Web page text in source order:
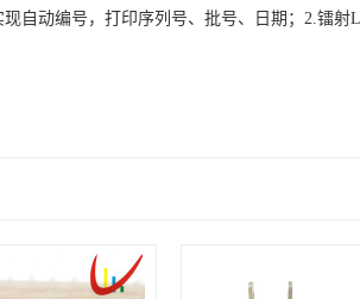
自动编号，打印序列号、批号、日期；2.镭